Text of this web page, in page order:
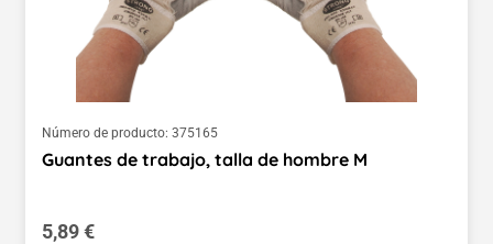
Número de producto: 375165
Guantes de trabajo, talla de hombre M
Precio normal:
5,89 €